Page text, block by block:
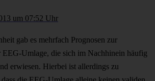
um 07:52 Uhr
gab es mehrfach Prognosen zur
Umlage, die sich im Nachhinein häufig
erwiesen. Hierbei ist allerdings zu